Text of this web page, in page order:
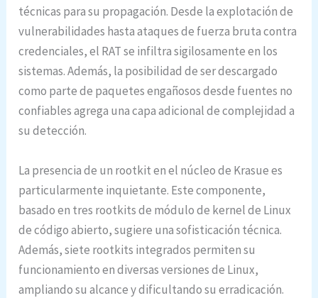
técnicas para su propagación. Desde la explotación de
vulnerabilidades hasta ataques de fuerza bruta contra
credenciales, el RAT se infiltra sigilosamente en los
sistemas. Además, la posibilidad de ser descargado
como parte de paquetes engañosos desde fuentes no
confiables agrega una capa adicional de complejidad a
su detección.
La presencia de un rootkit en el núcleo de Krasue es
particularmente inquietante. Este componente,
basado en tres rootkits de módulo de kernel de Linux
de código abierto, sugiere una sofisticación técnica.
Además, siete rootkits integrados permiten su
funcionamiento en diversas versiones de Linux,
ampliando su alcance y dificultando su erradicación.